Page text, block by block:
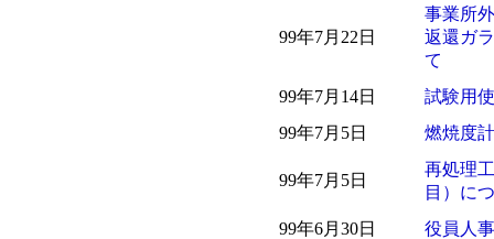
99年7月22日
事業所
返還ガ
て
99年7月14日
試験用
99年7月5日
燃焼度
99年7月5日
再処理
目）に
99年6月30日
役員人